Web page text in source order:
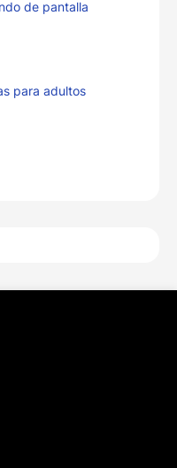
de pantalla
para adultos